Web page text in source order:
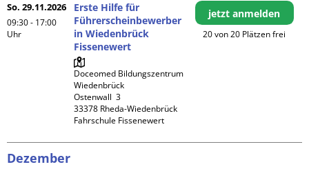
So. 29.11.2026
09:30 - 17:00
Uhr
Erste Hilfe für
Führerscheinbewerber
in Wiedenbrück
Fissenewert
Doceomed Bildungszentrum
Wiedenbrück
Ostenwall  3
33378 Rheda-Wiedenbrück
Fahrschule Fissenewert
jetzt anmelden
20 von 20 Plätzen frei
Dezember